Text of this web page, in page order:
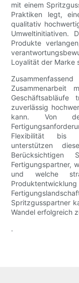
mit einem
Praktiken legt,
qualitativ
Umweltinitiativen.
Produkte
Loyalität der Marke
Zusammenarbeit
Geschäftsabläufe
zuverlässig
kann. Von
Flexibilität bis
unterstützen
Fertigungspartner,
und welche
Spritzgusspartner
Wandel erfolgreich
.